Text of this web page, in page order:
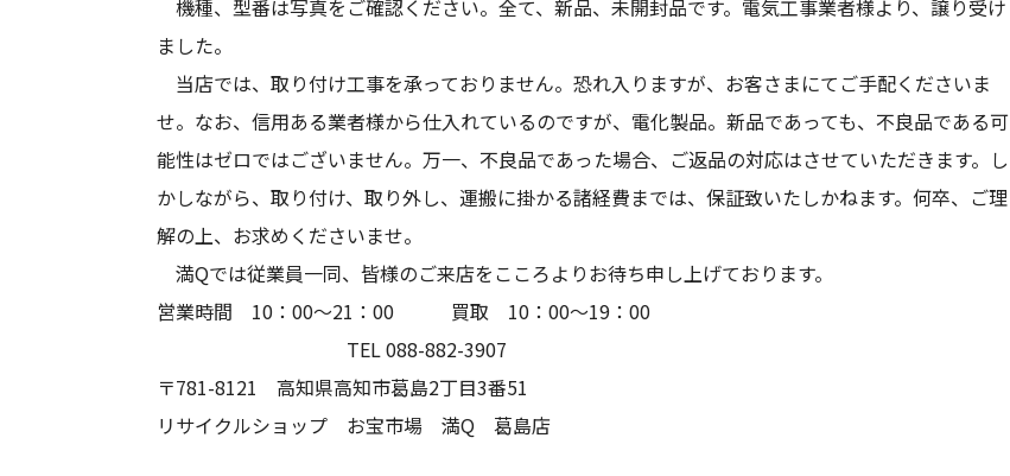
機種、型番は写真をご確認ください。全て、新品、未開封品です。電気工事業者様より、譲り受け
ました。
当店では、取り付け工事を承っておりません。恐れ入りますが、お客さまにてご手配くださいま
せ。なお、信用ある業者様から仕入れているのですが、電化製品。新品であっても、不良品である可
能性はゼロではございません。万一、不良品であった場合、ご返品の対応はさせていただきます。し
かしながら、取り付け、取り外し、運搬に掛かる諸経費までは、保証致いたしかねます。何卒、ご理
解の上、お求めくださいませ。
満Qでは従業員一同、皆様のご来店をこころよりお待ち申し上げております。
営業時間 10：00～21：00 買取 10：00～19：00
TEL 088-882-3907
〒781-8121 高知県高知市葛島2丁目3番51
リサイクルショップ お宝市場 満Q 葛島店